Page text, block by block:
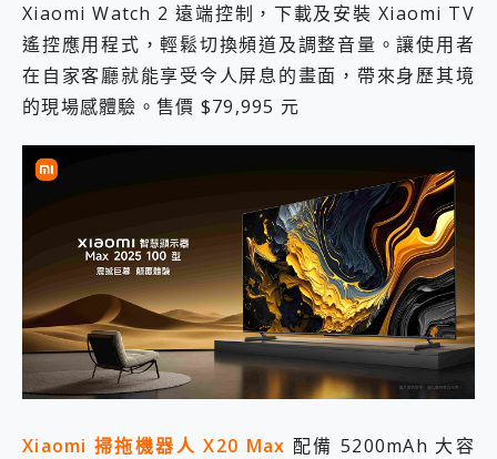
Xiaomi Watch 2 遠端控制，下載及安裝 Xiaomi TV
遙控應用程式，輕鬆切換頻道及調整音量。讓使用者
在自家客廳就能享受令人屏息的畫面，帶來身歷其境
的現場感體驗。售價 $79,995 元
Xiaomi 掃拖機器人 X20 Max 配備 5200mAh 大容